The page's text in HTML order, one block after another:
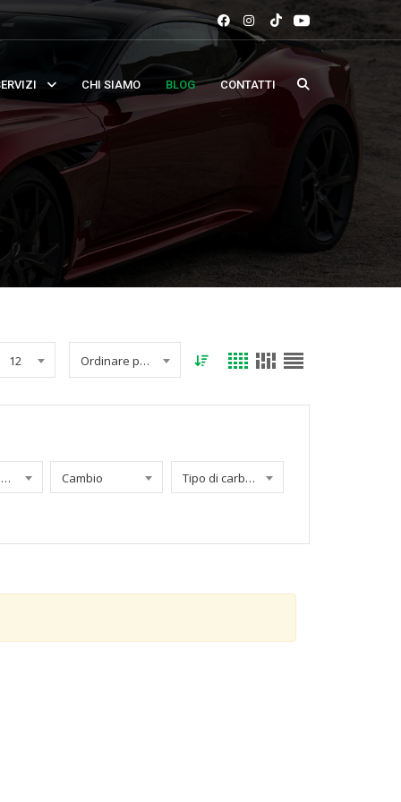
CHI SIAMO BLOG CONTATTI
12 Ordinare per data
Chilometraggio Cambio Tipo di carburante